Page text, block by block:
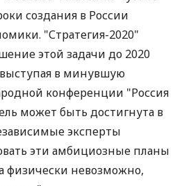
создания в России
"Стратегия-2020"
этой задачи до 2020
выступая в минувшую
конференции "Россия
может быть достигнута в
эксперты
эти амбициозные планы
физически невозможно,